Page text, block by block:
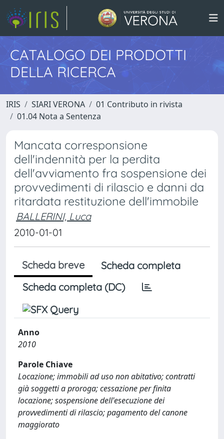
CATALOGO DEI PRODOTTI
DELLA RICERCA
IRIS SIARI VERONA
01 Contributo in rivista
01.04 Nota a Sentenza
Mancata corresponsione
dell'indennità per la perdita
dell'avviamento fra sospensione dei
provvedimenti di rilascio e danni da
ritardata restituzione dell'immobile
BALLERINI, Luca
2010-01-01
Scheda breve
Scheda completa
Scheda completa (DC)
Anno
2010
Parole Chiave
Locazione; immobili ad uso non abitativo; contratti
già soggetti a proroga; cessazione per finita
locazione; sospensione dell'esecuzione dei
provvedimenti di rilascio; pagamento del canone
maggiorato